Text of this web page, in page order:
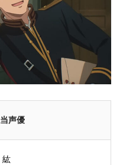
声優
紘